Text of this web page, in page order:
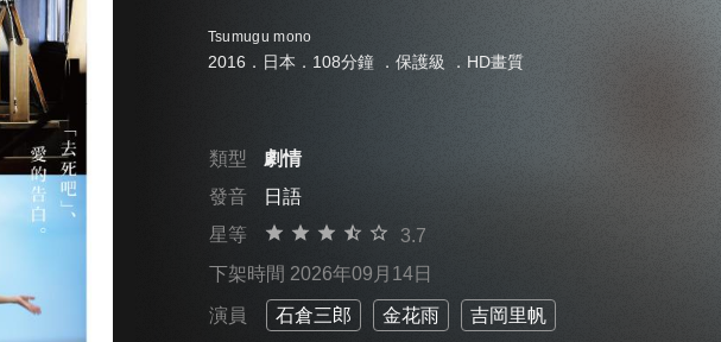
Tsumugu mono
2016．日本．108分鐘 ． 保護級 ．HD畫質
類型
劇情
發音
日語
星等
3.7
下架時間 2026年09月14日
演員 石倉三郎 金花雨 吉岡里帆